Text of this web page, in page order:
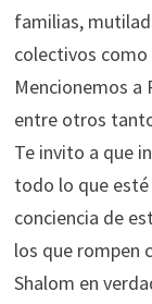
familias,
colectivos
Mencionemos a
entre otros
Te invito a que
todo lo que
conciencia de
los que rompen
Shalom en